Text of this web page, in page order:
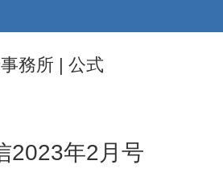
務所 | 公式
2023年2月号